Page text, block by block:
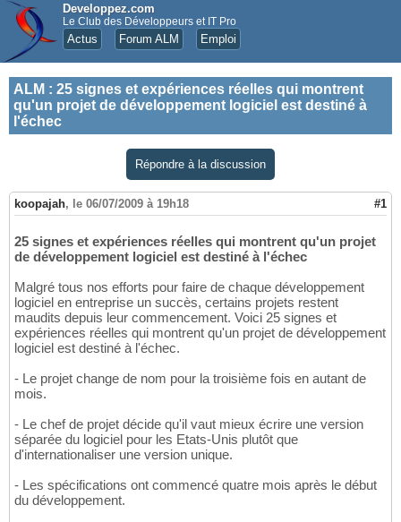
Developpez.com
Le Club des Développeurs et IT Pro
Actus Forum ALM Emploi
ALM : 25 signes et expériences réelles qui montrent
qu'un projet de développement logiciel est destiné à
l'échec
Répondre à la discussion
koopajah, le 06/07/2009 à 19h18 #1
25 signes et expériences réelles qui montrent qu'un projet
de développement logiciel est destiné à l'échec
Malgré tous nos efforts pour faire de chaque développement
logiciel en entreprise un succès, certains projets restent
maudits depuis leur commencement. Voici 25 signes et
expériences réelles qui montrent qu'un projet de développement
logiciel est destiné à l'échec.
- Le projet change de nom pour la troisième fois en autant de
mois.
- Le chef de projet décide qu'il vaut mieux écrire une version
séparée du logiciel pour les Etats-Unis plutôt que
d'internationaliser une version unique.
- Les spécifications ont commencé quatre mois après le début
du développement.